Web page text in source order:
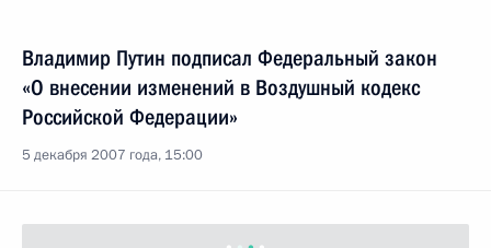
«О внесении изменений в Воздушный кодекс
Российской Федерации»
5 декабря 2007 года, 15:00